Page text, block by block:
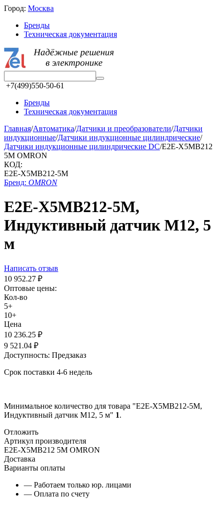
Город: Москва
Бренды
Техническая документация
+7(499)550-50-61
Бренды
Техническая документация
Главная/Автоматика/Датчики и преобразователи/Датчики
индукционные/Датчики индукционные цилиндрические/
Датчики индукционные цилиндрические DC/E2E-X5MB212
5M OMRON
КОД:
E2E-X5MB212-5M
Бренд: OMRON
E2E-X5MB212-5M,
Индуктивный датчик M12, 5
м
Написать отзыв
10 952.27 ₽
Оптовые цены:
Кол-во
5+
10+
Цена
10 236.25 ₽
9 521.04 ₽
Доступность: Предзаказ
Срок поставки 4-6 недель
Минимальное количество для товара "E2E-X5MB212-5M,
Индуктивный датчик M12, 5 м" 1.
Отложить
Артикул производителя
E2E-X5MB212 5M OMRON
Доставка
Варианты оплаты
— Работаем только юр. лицами
— Оплата по счету